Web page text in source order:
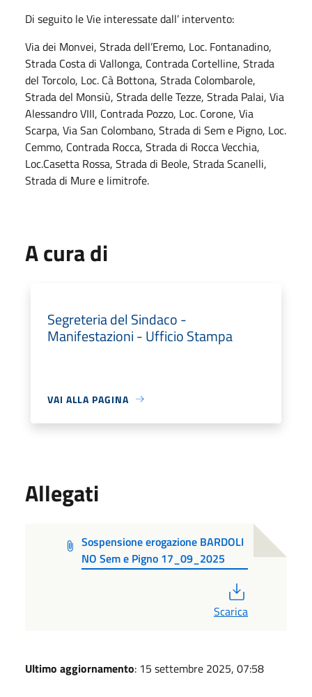
Di seguito le Vie interessate dall’ intervento:
Via dei Monvei, Strada dell’Eremo, Loc. Fontanadino,
Strada Costa di Vallonga, Contrada Cortelline, Strada
del Torcolo, Loc. Cà Bottona, Strada Colombarole,
Strada del Monsiù, Strada delle Tezze, Strada Palai, Via
Alessandro VIII, Contrada Pozzo, Loc. Corone, Via
Scarpa, Via San Colombano, Strada di Sem e Pigno, Loc.
Cemmo, Contrada Rocca, Strada di Rocca Vecchia,
Loc.Casetta Rossa, Strada di Beole, Strada Scanelli,
Strada di Mure e limitrofe.
A cura di
Segreteria del Sindaco -
Manifestazioni - Ufficio Stampa
VAI ALLA PAGINA
Allegati
Sospensione erogazione BARDOLI
NO Sem e Pigno 17_09_2025
Scarica
Ultimo aggiornamento: 15 settembre 2025, 07:58